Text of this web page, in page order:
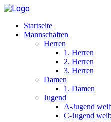
Startseite
Mannschaften
Herren
1. Herren
2. Herren
3. Herren
Damen
1. Damen
Jugend
A-Jugend
C-Jugend